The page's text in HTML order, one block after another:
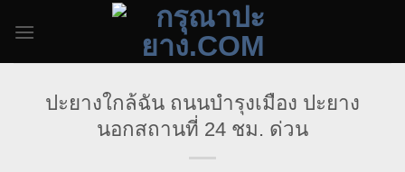
ปะยางใกล้ฉัน ถนนบำรุงเมือง ปะยาง
นอกสถานที่ 24 ชม. ด่วน​